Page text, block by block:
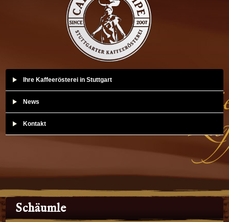
Ihre Kaffeerösterei in Stuttgart
News
Kontakt
Schäumle